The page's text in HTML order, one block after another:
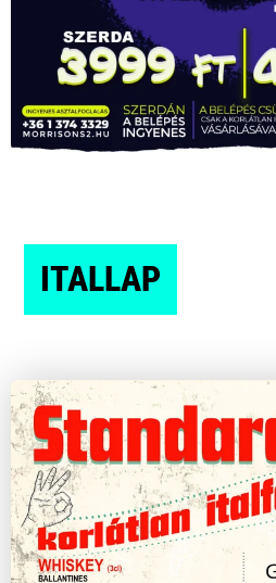
ITALLAP